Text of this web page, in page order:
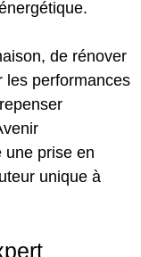
de rénover
les performances
une prise en
unique à